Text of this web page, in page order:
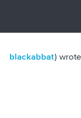
blackabbat)